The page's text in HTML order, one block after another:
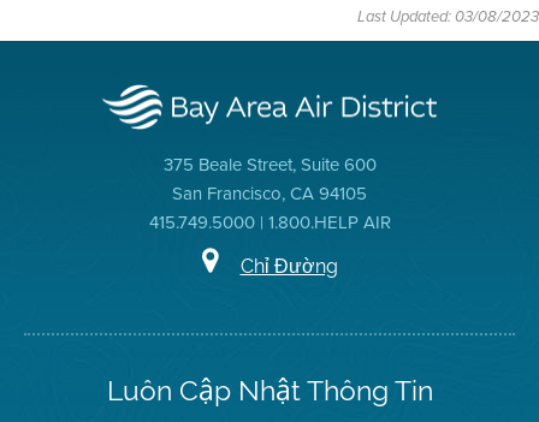
Last Updated: 03/08/2023
375 Beale Street, Suite 600
San Francisco, CA 94105
415.749.5000 | 1.800.HELP AIR
Chỉ Đường
Luôn Cập Nhật Thông Tin